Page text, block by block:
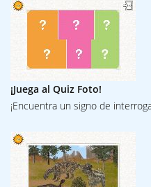
¡Juega al Quiz Foto!
¡Encuentra un signo de